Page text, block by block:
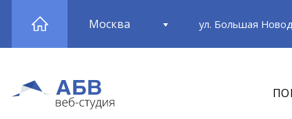
Москва ул. Большая